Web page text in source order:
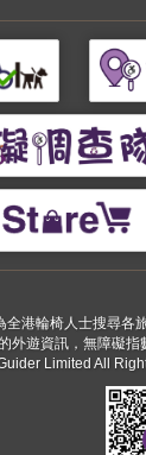
全港輪椅人士搜尋各
外遊資訊，無障礙指
Limited All